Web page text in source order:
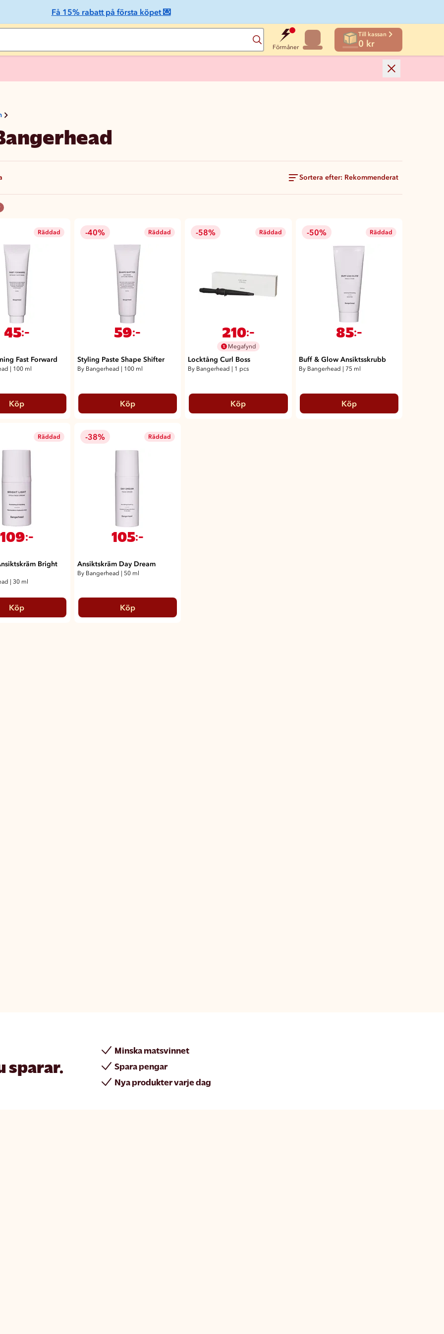
Få 15% rabatt på första köpet 💌
Sök
Förmåner
Till kassan
0 kr
Sortera efter: Rekommenderat
Räddad
45:-
Fast Forward
100 ml
Köp
-40% Räddad
59:-
Styling Paste Shape Shifter
By Bangerhead 100 ml
Köp
-58% Räddad
210:-
Megafynd
Locktång Curl Boss
By Bangerhead 1 pcs
Köp
-50% Räddad
85:-
Buff & Glow Ansiktsskrubb
By Bangerhead 75 ml
Köp
Räddad
109:-
Bright
| 30 ml
Köp
-38% Räddad
105:-
Ansiktskräm Day Dream
By Bangerhead | 50 ml
Köp
sparar.
Minska matsvinnet
Spara pengar
Nya produkter varje dag